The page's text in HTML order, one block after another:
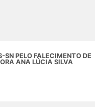
SN PELO FALECIMENTO DE
ANA LÚCIA SILVA